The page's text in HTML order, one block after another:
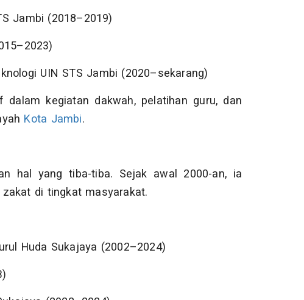
Jambi (2018–2019)
UIN STS Jambi (2020–sekarang)
kegiatan dakwah, pelatihan guru, dan
Kota Jambi.
hal yang tiba-tiba. Sejak awal 2000-an, ia
di tingkat masyarakat.
Huda Sukajaya (2002–2024)